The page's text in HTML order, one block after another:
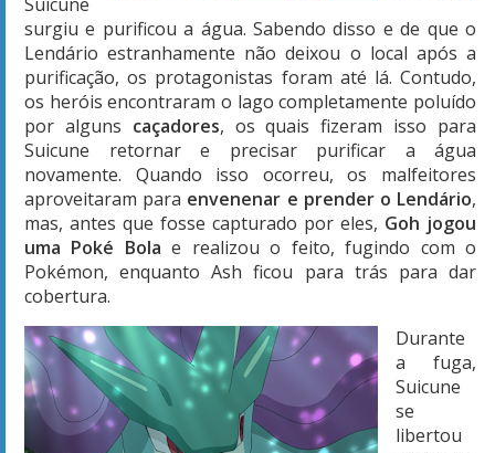
surgiu e purificou a água. Sabendo disso e de que o
Lendário estranhamente não deixou o local após a
purificação, os protagonistas foram até lá. Contudo,
os heróis encontraram o lago completamente poluído
por alguns caçadores, os quais fizeram isso para
Suicune retornar e precisar purificar a água
novamente. Quando isso ocorreu, os malfeitores
aproveitaram para envenenar e prender o Lendário,
mas, antes que fosse capturado por eles, Goh jogou
uma Poké Bola e realizou o feito, fugindo com o
Pokémon, enquanto Ash ficou para trás para dar
cobertura.
Durante
a fuga,
Suicune
se
libertou